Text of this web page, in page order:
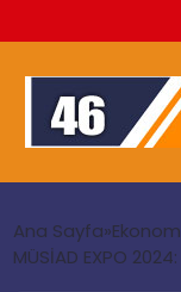
GÜNDEM
Ana Sayfa
MÜSİAD EXPO